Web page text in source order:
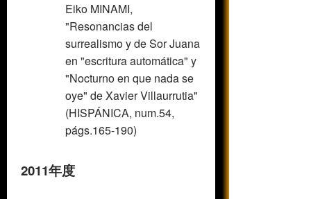
Eiko MINAMI,
"Resonancias del
surrealismo y de Sor Juana
en "escritura automática" y
"Nocturno en que nada se
oye" de Xavier Villaurrutia"
(HISPÁNICA, num.54,
págs.165-190)
2011年度